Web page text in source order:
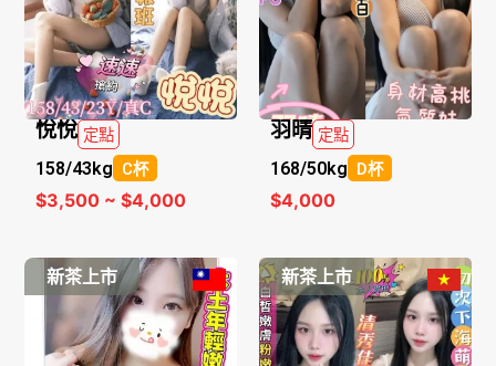
悅悅 定點
158/43kg C杯
$3,500 ~ $4,000
羽晴 定點
168/50kg D杯
$4,000
新茶上市 新茶上市